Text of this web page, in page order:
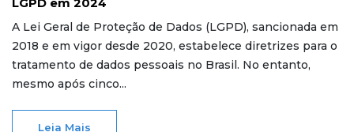
A Lei Geral de Proteção de Dados (LGPD), sancionada em
2018 e em vigor desde 2020, estabelece diretrizes para o
tratamento de dados pessoais no Brasil. No entanto,
mesmo após cinco...
Leia Mais